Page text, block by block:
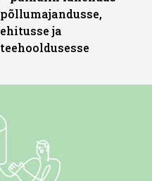
põllumajandusse,
ehitusse ja
teehooldusesse